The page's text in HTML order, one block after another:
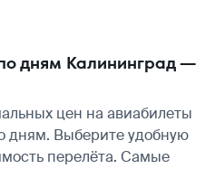
дням Калининград —
цен на авиабилеты
дням. Выберите удобную
перелёта. Самые